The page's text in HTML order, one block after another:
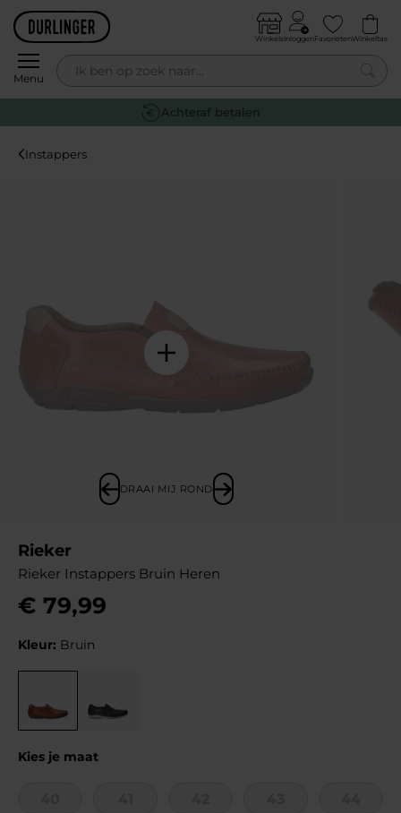
Skip to content
Menu
WinkelsInloggenFavorietenWinkeltas
0
Achteraf betalen
Instappers
DRAAI MIJ ROND
Rieker
Rieker Instappers Bruin Heren
€ 79,99
Kleur: Bruin
Kies je maat